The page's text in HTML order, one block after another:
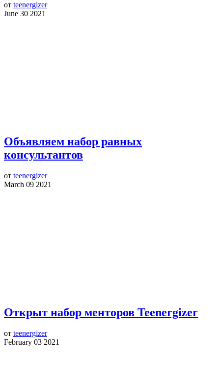
от teenergizer
June 30 2021
Объявляем набор равных
консультантов
от teenergizer
March 09 2021
Открыт набор менторов Teenergizer
от teenergizer
February 03 2021